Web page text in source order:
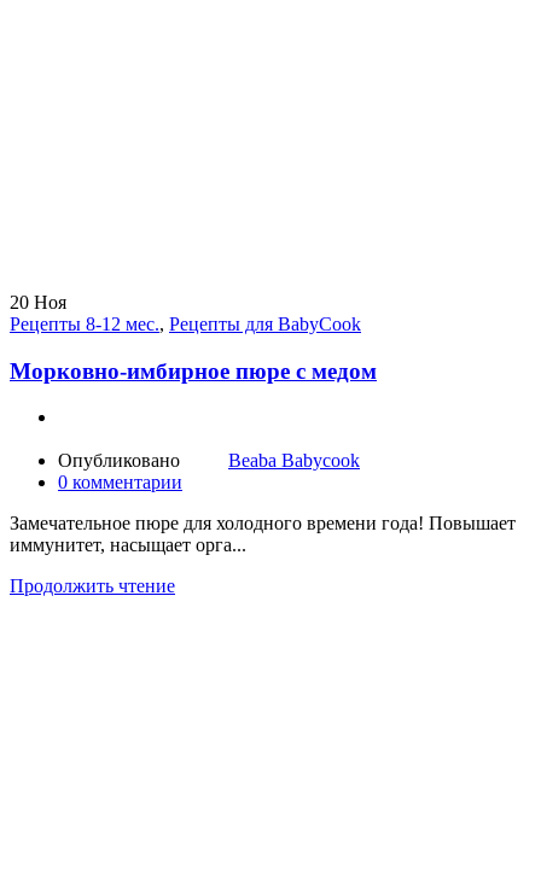
20 Ноя
Рецепты 8-12 мес., Рецепты для BabyCook
Морковно-имбирное пюре с медом
Опубликовано
Beaba Babycook
0 комментарии
Замечательное пюре для холодного времени года! Повышает
иммунитет, насыщает орга...
Продолжить чтение